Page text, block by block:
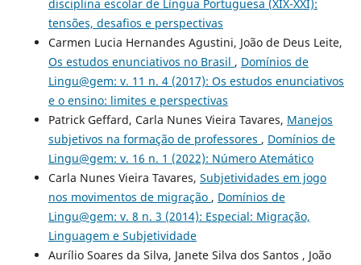
disciplina escolar de Língua Portuguesa (XIX-XXI):
tensões, desafios e perspectivas
Carmen Lucia Hernandes Agustini, João de Deus Leite,
Os estudos enunciativos no Brasil , Domínios de
Lingu@gem: v. 11 n. 4 (2017): Os estudos enunciativos
e o ensino: limites e perspectivas
Patrick Geffard, Carla Nunes Vieira Tavares, Manejos
subjetivos na formação de professores , Domínios de
Lingu@gem: v. 16 n. 1 (2022): Número Atemático
Carla Nunes Vieira Tavares, Subjetividades em jogo
nos movimentos de migração , Domínios de
Lingu@gem: v. 8 n. 3 (2014): Especial: Migração,
Linguagem e Subjetividade
Aurílio Soares da Silva, Janete Silva dos Santos , João